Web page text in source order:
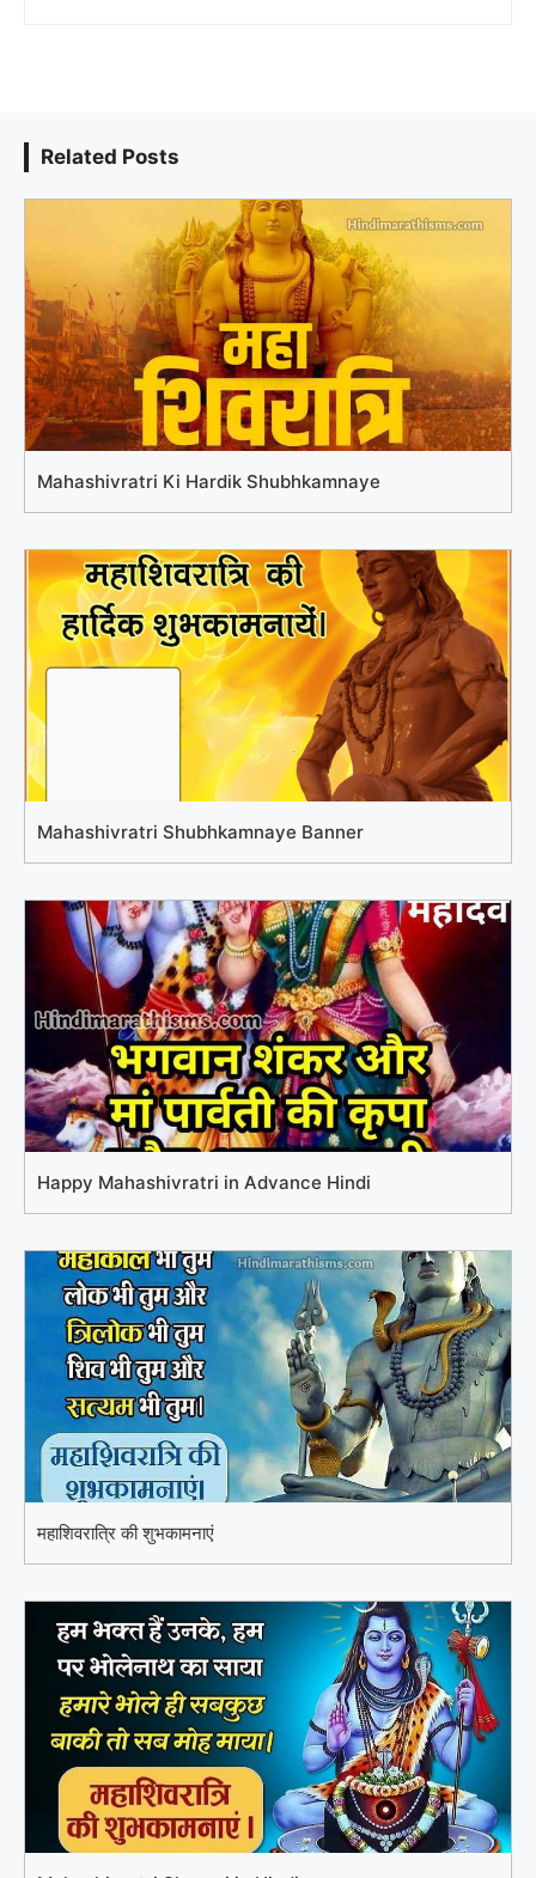
Related Posts
Mahashivratri Ki Hardik Shubhkamnaye
Mahashivratri Shubhkamnaye Banner
Happy Mahashivratri in Advance Hindi
महाशिवरात्रि की शुभकामनाएं